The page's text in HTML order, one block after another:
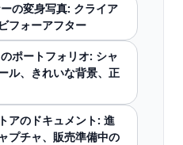
の変身写真: クライア
フォーアフター
ポートフォリオ: シャ
ル、きれいな背景、正
アのドキュメント: 進
プチャ、販売準備中の